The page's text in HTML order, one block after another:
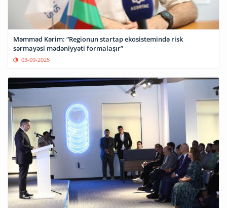
Məmməd Kərim: “Regionun startap ekosistemində risk
sərmayəsi mədəniyyəti formalaşır”
03-09-2025